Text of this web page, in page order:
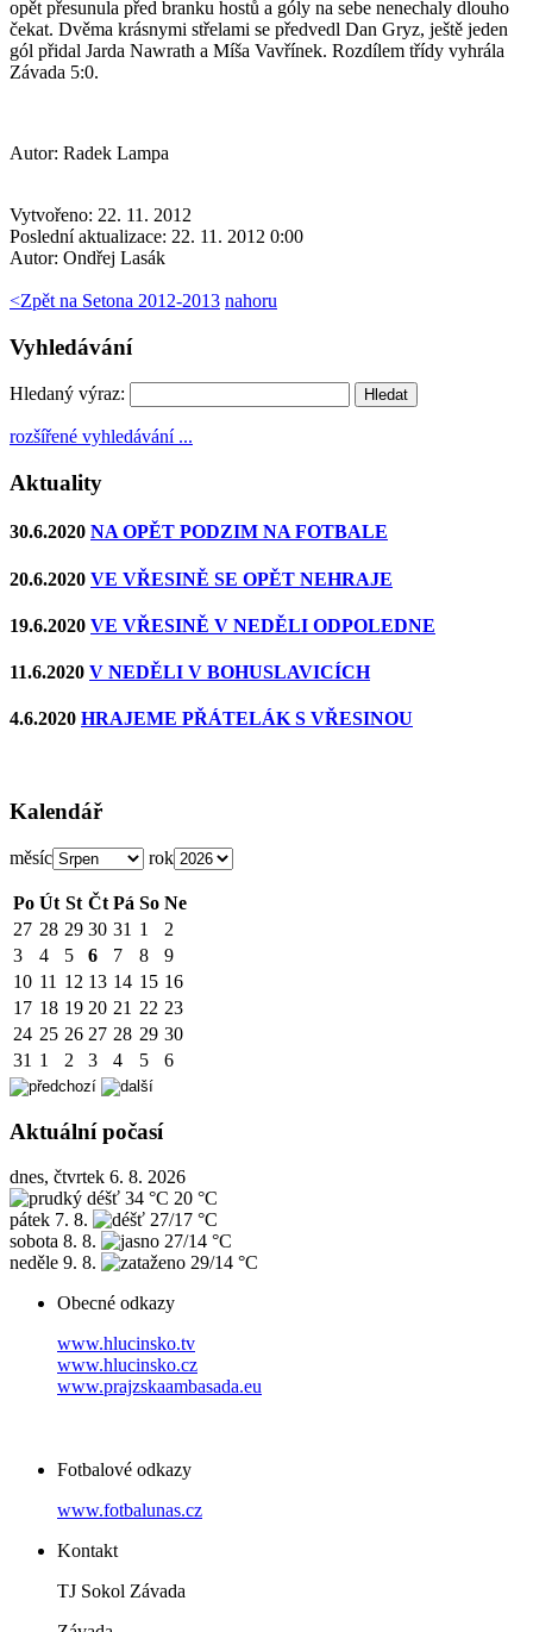
opět přesunula před branku hostů a góly na sebe nenechaly dlouho
čekat. Dvěma krásnymi střelami se předvedl Dan Gryz, ještě jeden
gól přidal Jarda Nawrath a Míša Vavřínek. Rozdílem třídy vyhrála
Závada 5:0.
Autor: Radek Lampa
Vytvořeno: 22. 11. 2012
Poslední aktualizace: 22. 11. 2012 0:00
Autor: Ondřej Lasák
<Zpět na Setona 2012-2013 nahoru
Vyhledávání
Hledaný výraz:
rozšířené vyhledávání ...
Aktuality
30.6.2020 NA OPĚT PODZIM NA FOTBALE
20.6.2020 VE VŘESINĚ SE OPĚT NEHRAJE
19.6.2020 VE VŘESINĚ V NEDĚLI ODPOLEDNE
11.6.2020 V NEDĚLI V BOHUSLAVICÍCH
4.6.2020 HRAJEME PŘÁTELÁK S VŘESINOU
Kalendář
měsíc rok
Po Út St Čt Pá So Ne
27 28 29 30 31 1
2
3
4 5 6 7 8
9
10 11 12 13 14 15 16
17 18 19 20 21 22 23
24 25 26 27 28 29 30
31 1 2 3 4 5 6
Aktuální počasí
dnes, čtvrtek 6. 8. 2026
34 °C 20 °C
pátek 7. 8.
27/17 °C
sobota 8. 8.
27/14 °C
neděle 9. 8.
29/14 °C
Obecné odkazy
www.hlucinsko.tv
www.hlucinsko.cz
www.prajzskaambasada.eu
Fotbalové odkazy
www.fotbalunas.cz
Kontakt
TJ Sokol Závada